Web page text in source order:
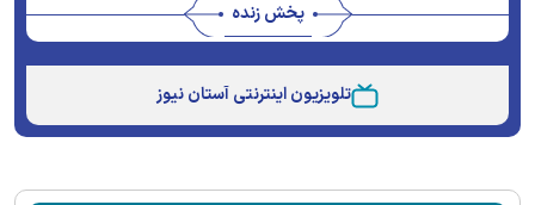
پخش زنده
window.
The media could not be loaded, either because the
server or network failed or because the format is not
تلویزیون اینترنتی آستان نیوز